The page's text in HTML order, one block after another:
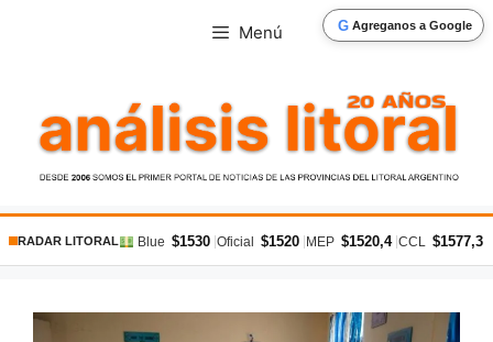
G Agreganos a Google
Menú
RADAR LITORAL Blue $1530 Oficial $1520 MEP $1520,4 CCL $1577,3